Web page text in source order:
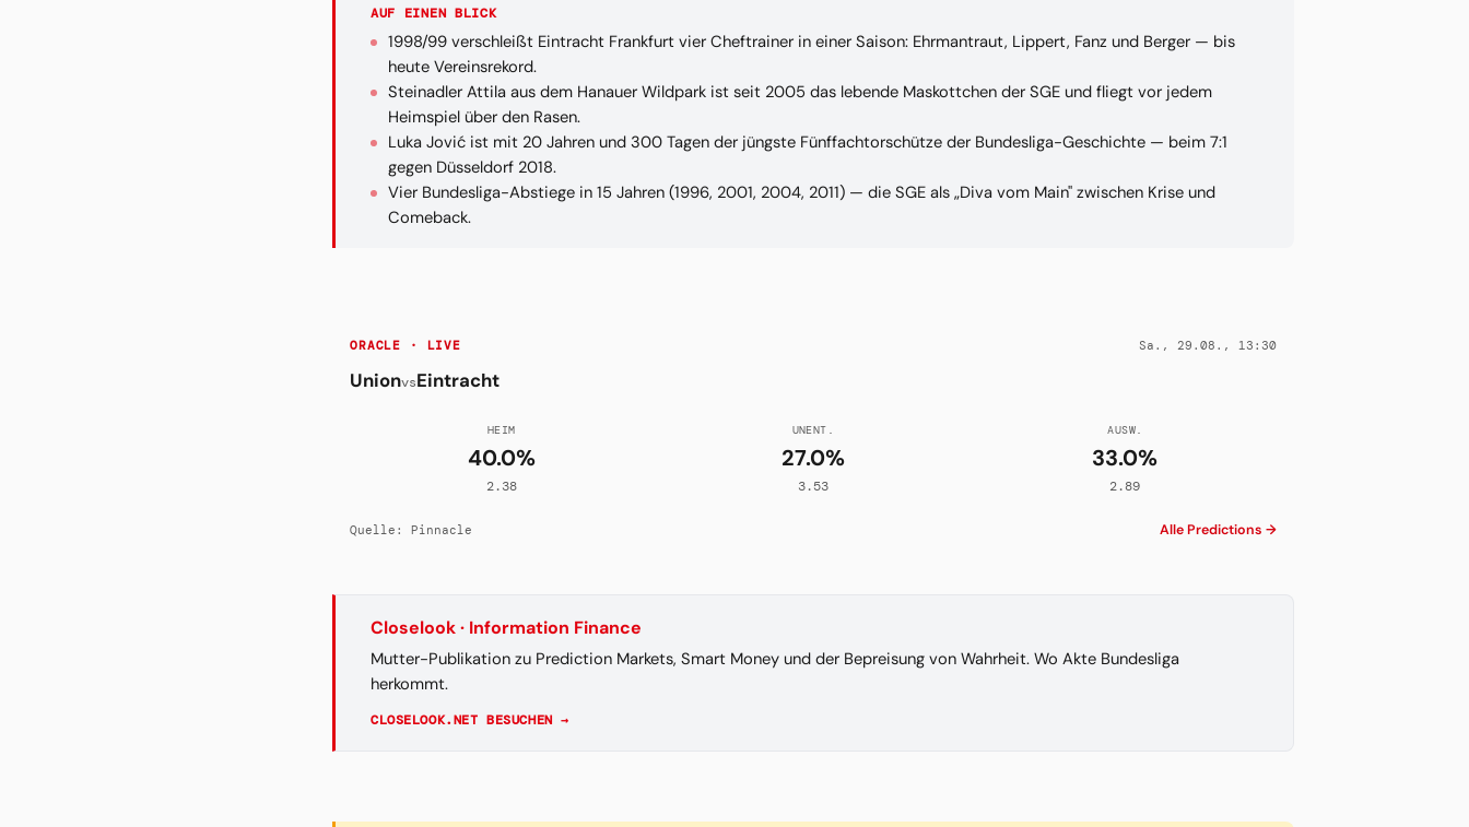
AUF EINEN BLICK
1998/99 verschleißt Eintracht Frankfurt vier Cheftrainer in einer Saison: Ehrmantraut, Lippert, Fanz und Berger — bis
heute Vereinsrekord.
Steinadler Attila aus dem Hanauer Wildpark ist seit 2005 das lebende Maskottchen der SGE und fliegt vor jedem
Heimspiel über den Rasen.
Luka Jović ist mit 20 Jahren und 300 Tagen der jüngste Fünffachtorschütze der Bundesliga-Geschichte — beim 7:1
gegen Düsseldorf 2018.
Vier Bundesliga-Abstiege in 15 Jahren (1996, 2001, 2004, 2011) — die SGE als „Diva vom Main" zwischen Krise und
Comeback.
ORACLE · LIVE Sa., 29.08., 13:30
UnionvsEintracht
HEIM
40.0%
2.38
UNENT.
27.0%
3.53
AUSW.
33.0%
2.89
Quelle: Pinnacle Alle Predictions →
Closelook · Information Finance
Mutter-Publikation zu Prediction Markets, Smart Money und der Bepreisung von Wahrheit. Wo Akte Bundesliga
herkommt.
CLOSELOOK.NET BESUCHEN →